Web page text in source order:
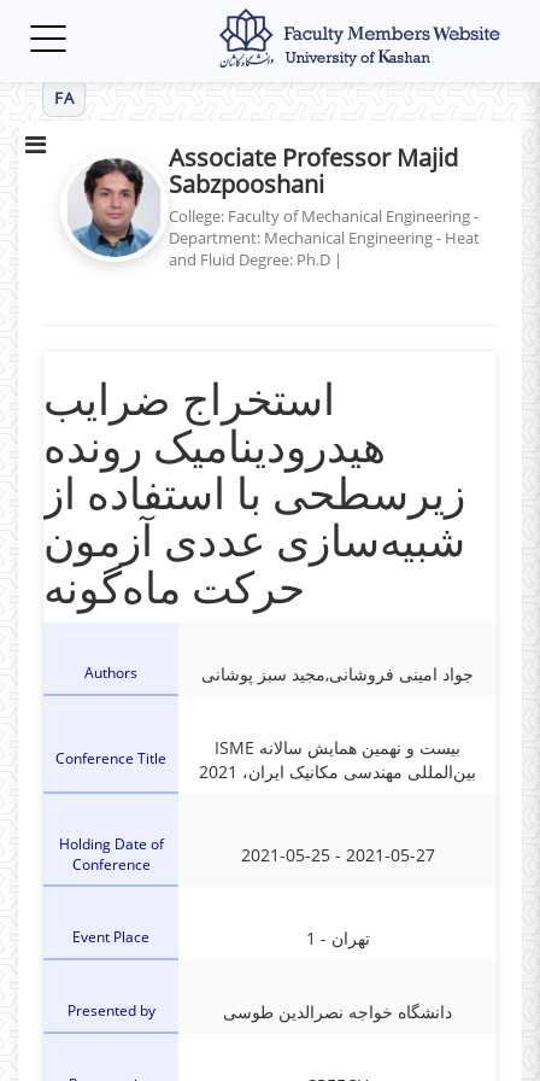
Toggle
FA
Associate Professor Majid
Sabzpooshani
College: Faculty of Mechanical Engineering -
Department: Mechanical Engineering - Heat
and Fluid Degree: Ph.D |
استخراج ضرایب
هیدرودینامیک رونده
زیرسطحی با استفاده از
شبیه‌سازی عددی آزمون
حرکت ماه‌گونه
Authors جواد امینی فروشانی,مجید سبز پوشانی
Conference Title
ISME بیست و نهمین همایش سالانه
بین‌المللی مهندسی مکانیک ایران، 2021
Holding Date of
Conference
2021-05-25 - 2021-05-27
Event Place 1 - تهران
Presented by دانشگاه خواجه نصرالدین طوسی